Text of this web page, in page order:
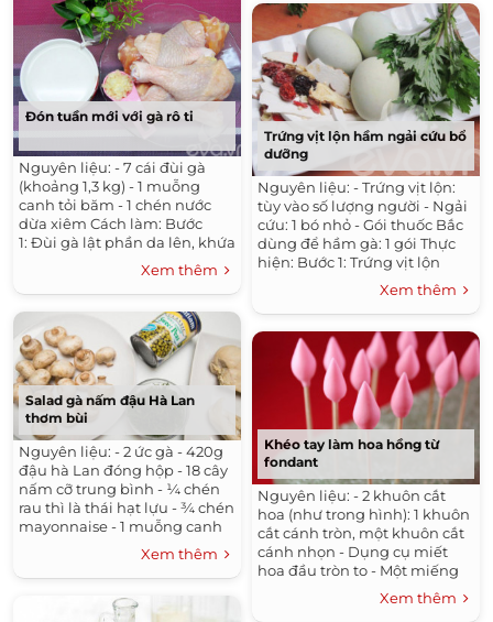
Đón tuần mới với gà rô ti
Nguyên liệu: - 7 cái đùi gà
(khoảng 1,3 kg) - 1 muỗng
canh tỏi băm - 1 chén nước
dừa xiêm Cách làm: Bước
1: Đùi gà lật phần da lên, khứa
vài đường ở phần thịt (cho dễ
Xem thêm
Salad gà nấm đậu Hà Lan
thơm bùi
Nguyên liệu: - 2 ức gà - 420g
đậu hà Lan đóng hộp - 18 cây
nấm cỡ trung bình - ¼ chén
rau thì là thái hạt lựu - ¾ chén
mayonnaise - 1 muỗng canh
dầu - Muối Cách làm: Gà
Xem thêm
Trứng vịt lộn hầm ngải cứu bổ
dưỡng
Nguyên liệu: - Trứng vịt lộn:
tùy vào số lượng người - Ngải
cứu: 1 bó nhỏ - Gói thuốc Bắc
dùng để hầm gà: 1 gói Thực
hiện: Bước 1: Trứng vịt lộn
đem luộc qua (chỉ cần...
Xem thêm
Khéo tay làm hoa hồng từ
fondant
Nguyên liệu: - 2 khuôn cắt
hoa (như trong hình): 1 khuôn
cắt cánh tròn, một khuôn cắt
cánh nhọn - Dụng cụ miết
hoa đầu tròn to - Một miếng
xốp để cắm và giữ hoa - Tăm
Xem thêm